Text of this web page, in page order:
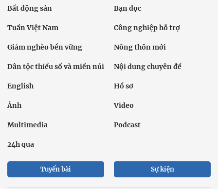
Bất động sản Bạn đọc
Tuần Việt Nam Công nghiệp hỗ trợ
Giảm nghèo bền vững Nông thôn mới
Dân tộc thiểu số và miền núi Nội dung chuyên đề
English Hồ sơ
Ảnh Video
Multimedia Podcast
24h qua
Tuyến bài Sự kiện